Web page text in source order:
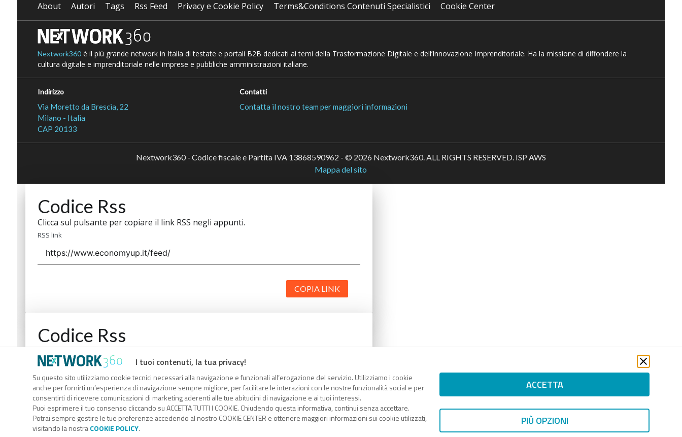
I tuoi contenuti, la tua privacy!
Su questo sito utilizziamo cookie tecnici necessari alla navigazione e funzionali all’erogazione del servizio. Utilizziamo i cookie
anche per fornirti un’esperienza di navigazione sempre migliore, per facilitare le interazioni con le nostre funzionalità social e per
consentirti di ricevere comunicazioni di marketing aderenti alle tue abitudini di navigazione e ai tuoi interessi.
Puoi esprimere il tuo consenso cliccando su ACCETTA TUTTI I COOKIE. Chiudendo questa informativa, continui senza accettare.
Potrai sempre gestire le tue preferenze accedendo al nostro COOKIE CENTER e ottenere maggiori informazioni sui cookie utilizzati,
visitando la nostraCOOKIE POLICY.
ACCETTA
PIÙ OPZIONI
About Autori Tags Rss Feed Privacy e Cookie Policy Terms&Conditions Contenuti Specialistici Cookie Center
Nextwork360è il più grande network in Italia di testate e portali B2B dedicati ai temi della Trasformazione Digitale e dell’Innovazione Imprenditoriale. Ha la missione di diffondere la
cultura digitale e imprenditoriale nelle imprese e pubbliche amministrazioni italiane.
Indirizzo
Via Moretto da Brescia, 22
Milano - Italia
CAP 20133
Contatti
Contatta il nostro team per maggiori informazioni
Nextwork360 - Codice fiscale e Partita IVA 13868590962 - © 2026 Nextwork360. ALL RIGHTS RESERVED. ISP AWS
Mappa del sito
Codice Rss
Clicca sul pulsante per copiare il link RSS negli appunti.
RSS link
COPIA LINK
Codice Rss
RSS link
COPIA LINK